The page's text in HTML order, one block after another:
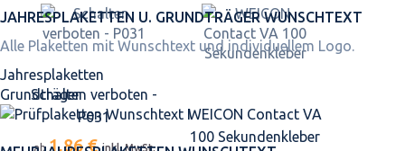
JAHRES­PLAKETTEN U. GRUNDTRÄGER WUNSCHTEXT
Alle Plaketten mit Wunschtext und individuellem Logo.
Jahresplaketten
Grundträger
Schalten verboten -
P031
ab 1,86 €inkl. MwSt.
WEICON Contact VA
100 Sekundenkleber